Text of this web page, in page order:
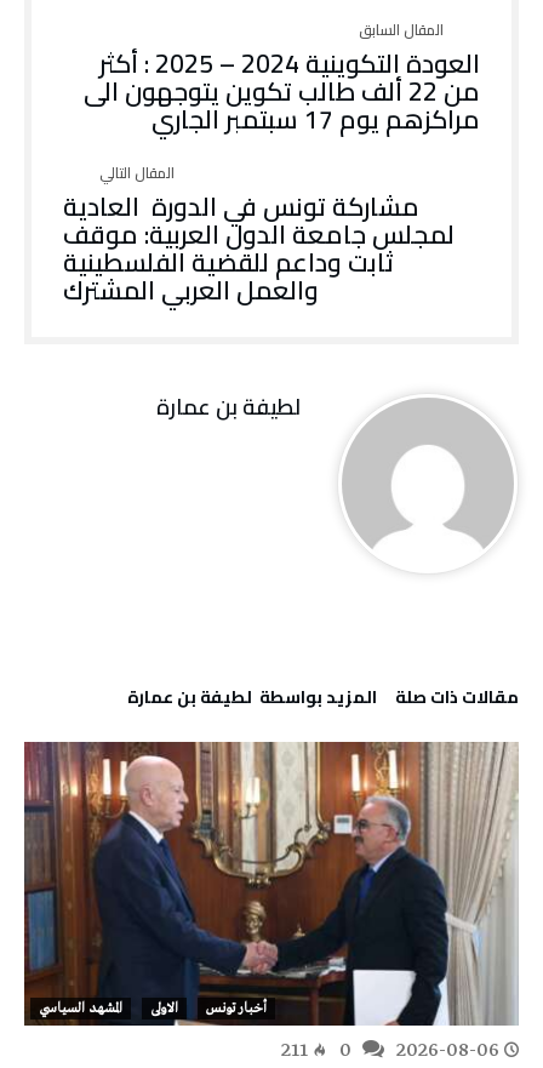
العودة التكوينية 2024 – 2025 : أكثر
من 22 ألف طالب تكوين يتوجهون الى
مراكزهم يوم 17 سبتمبر الجاري
مشاركة تونس في الدورة العادية
لمجلس جامعة الدول العربية: موقف
ثابت وداعم للقضية الفلسطينية
والعمل العربي المشترك
لطيفة بن عمارة
‫مقالات ذات صلة‬ ‫‫المزيد بواسطة‬ ‬ لطيفة بن عمارة
أخبار تونس الاولى المشهد السياسي
2026-08-06
211